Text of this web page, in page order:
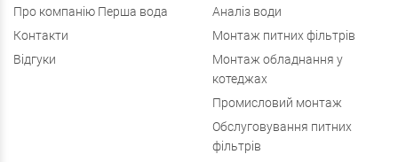
Про компанію Перша вода
Контакти
Відгуки
Аналіз води
Монтаж питних фільтрів
Монтаж обладнання у
котеджах
Промисловий монтаж
Обслуговування питних
фільтрів